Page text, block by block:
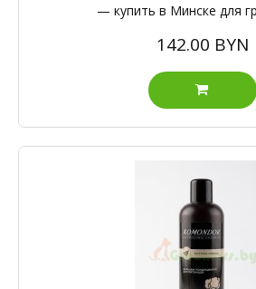
— купить в Минске для
142.00 BYN